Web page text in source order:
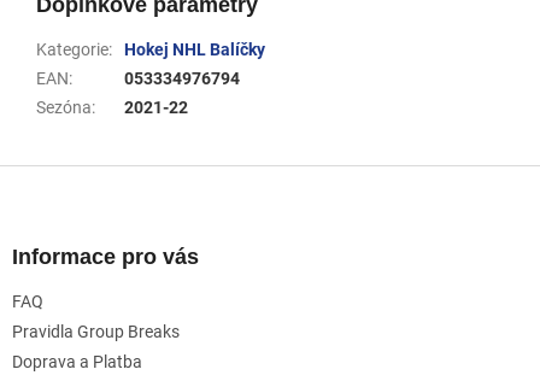
Doplňkové parametry
Kategorie:
Hokej NHL Balíčky
EAN:
053334976794
Sezóna: 2021-22
Informace pro vás
FAQ
Pravidla Group Breaks
Doprava a Platba